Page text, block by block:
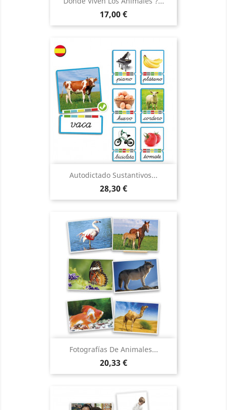
Precio
17,00 €
Autodictado Sustantivos...
Precio
28,30 €
Fotografías De Animales...
Precio
20,33 €